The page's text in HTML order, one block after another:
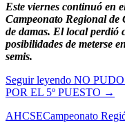
Este viernes continuó en
Campeonato Regional de
de damas. El local perdió
posibilidades de meterse
semis.
Seguir leyendo NO
POR EL 5º PUESTO →
AHCSECampeonato